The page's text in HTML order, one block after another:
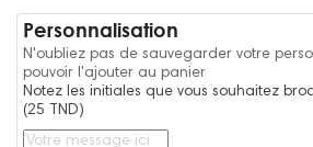
Personnalisation
N'oubliez pas de sauvegarder votre
pouvoir l'ajouter au panier
Notez les initiales que vous souhaitez
(25 TND)